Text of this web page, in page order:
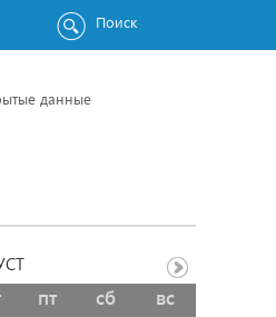
Поиск
данные
пт сб вс